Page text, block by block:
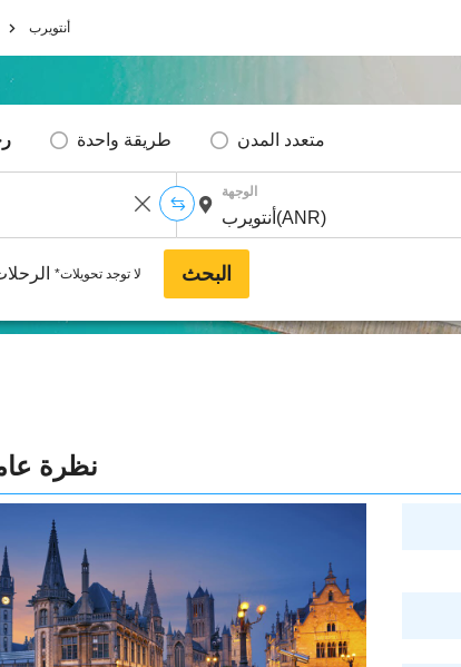
أنتويرب
طريقة واحدة متعدد المدن
الوجهة
*لا توجد تحويلات البحث
نظرة